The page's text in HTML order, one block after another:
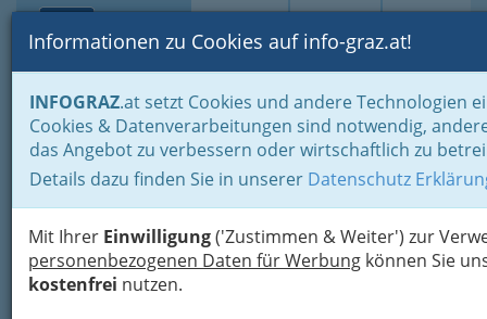
Suche Login Toggle
Informationen zu Cookies auf info-graz.at!
INFOGRAZ.at setzt Cookies und andere Technologien
Cookies & Datenverarbeitungen sind notwendig,
das Angebot zu verbessern oder wirtschaftlich zu
Details dazu finden Sie in unserer Datenschutz
Mit Ihrer Einwilligung('Zustimmen & Weiter') zur
personenbezogenen Daten für Werbung können Sie
kostenfrei nutzen.
Home Branchen
Tourismus & Freizeitwirtschaft
Kultur- und Vergnügungsbetriebe
Veranstaltungszentren und Veranstaltungsorte
Verein Die Brücke
Grabenstraße 39 a, 8010 Graz
+43 316 672 248
+43 316 672 308